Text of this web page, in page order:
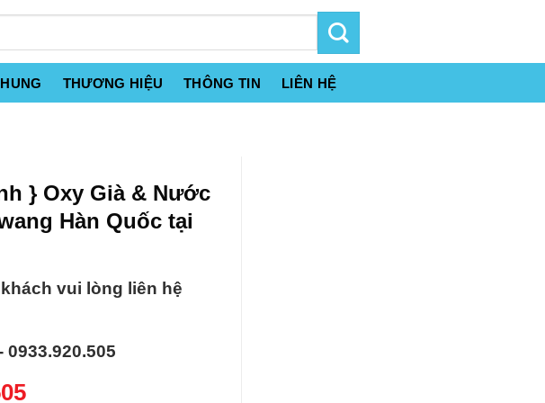
THƯƠNG HIỆU THÔNG TIN LIÊN HỆ
} Oxy Già & Nước
Hàn Quốc tại
vui lòng liên hệ
0933.920.505